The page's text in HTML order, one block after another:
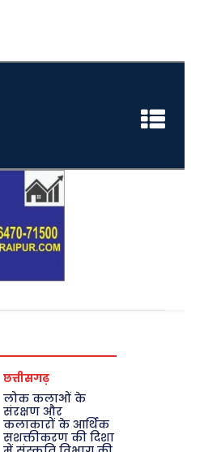
छत्तीसगढ़
लोक कलाओं के
संरक्षण और
कलाकारों के आर्थिक
सशक्तीकरण की दिशा